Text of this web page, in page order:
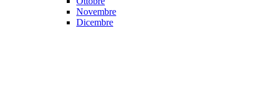
Novembre
Dicembre